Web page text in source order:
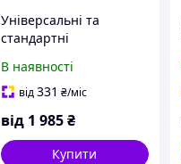
Універсальні та
стандартні
FESTO, PASKAL
В наявності
від331 ₴/міс
від 1 985 ₴
Купити